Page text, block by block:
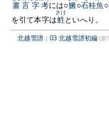
書言字考には○鱖○石桂魚 ○
を引て本字は鮏
さけ
といへり。
北越雪譜：03 北越雪譜初編 (新